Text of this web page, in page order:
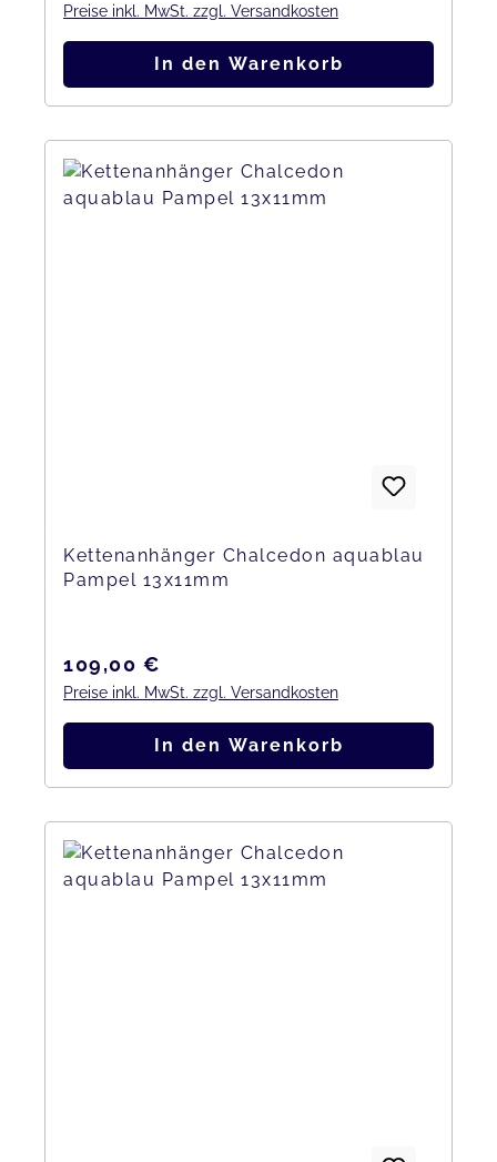
Preise inkl. MwSt. zzgl. Versandkosten
In den Warenkorb
Kettenanhänger Chalcedon aquablau
Pampel 13x11mm
Regulärer Preis:
109,00 €
Preise inkl. MwSt. zzgl. Versandkosten
In den Warenkorb